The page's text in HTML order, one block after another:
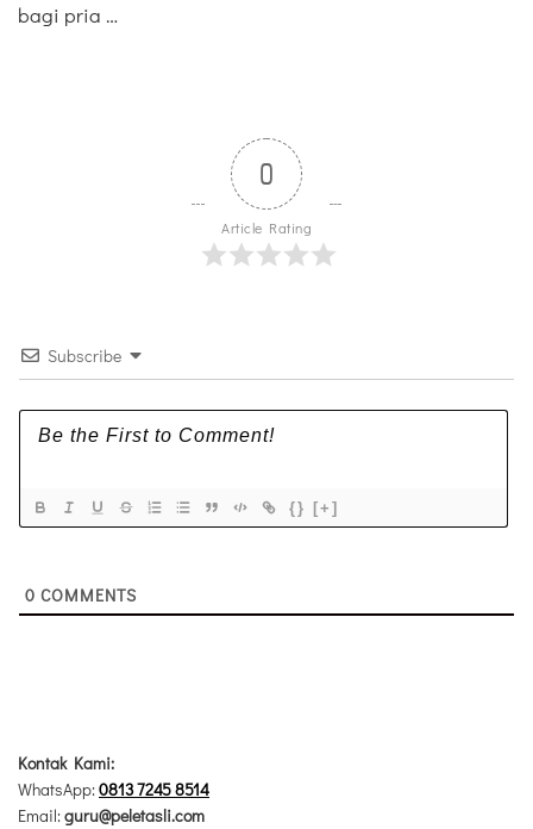
bagi pria …
0
Article Rating
Subscribe
{} [+]
0 COMMENTS
Kontak Kami:
WhatsApp:0813 7245 8514
Email:guru@peletasli.com